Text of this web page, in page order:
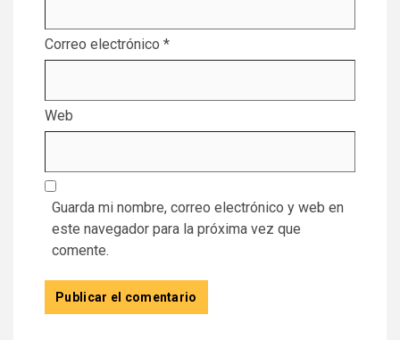
Correo electrónico *
Web
Guarda mi nombre, correo electrónico y web en
este navegador para la próxima vez que
comente.